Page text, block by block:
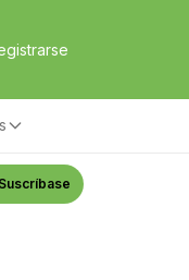
Suscríbase